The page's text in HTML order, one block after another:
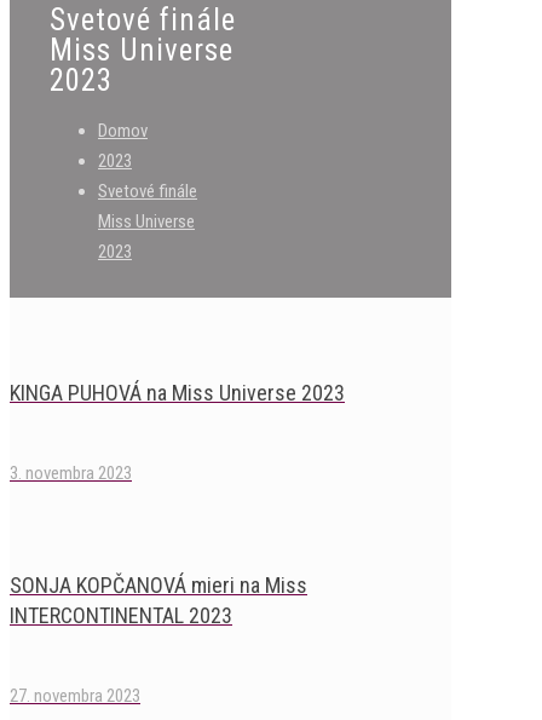
Svetové finále
Miss Universe
2023
Domov
2023
Svetové finále
Miss Universe
2023
KINGA PUHOVÁ na Miss Universe 2023
3. novembra 2023
SONJA KOPČANOVÁ mieri na Miss
INTERCONTINENTAL 2023
27. novembra 2023